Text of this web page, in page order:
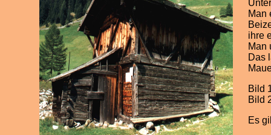
Man
ihre
Man
Das
Bild
Bild
Es